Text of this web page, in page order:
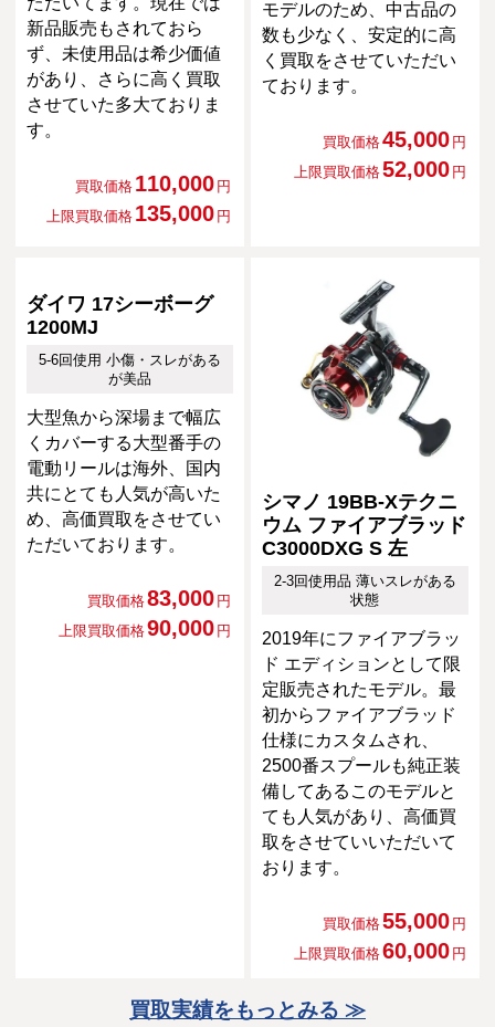
新品販売もされておら
ず、未使用品は希少価値
があり、さらに高く買取
させていた多大ておりま
す。
買取価格 110,000 円
上限買取価格 135,000 円
モデルのため、中古品の
数も少なく、安定的に高
く買取をさせていただい
ております。
買取価格45,000 円
上限買取価格52,000 円
ダイワ 17シーボーグ
1200MJ
5-6回使用 小傷・スレがある
が美品
大型魚から深場まで幅広
くカバーする大型番手の
電動リールは海外、国内
共にとても人気が高いた
め、高価買取をさせてい
ただいております。
買取価格83,000 円
上限買取価格90,000 円
シマノ 19BB-Xテクニ
ウム ファイアブラッド
C3000DXG S 左
2-3回使用品 薄いスレがある
状態
2019年にファイアブラッ
ド エディションとして限
定販売されたモデル。最
初からファイアブラッド
仕様にカスタムされ、
2500番スプールも純正装
備してあるこのモデルと
ても人気があり、高価買
取をさせていいただいて
おります。
買取価格55,000 円
上限買取価格60,000 円
買取実績をもっとみる ≫